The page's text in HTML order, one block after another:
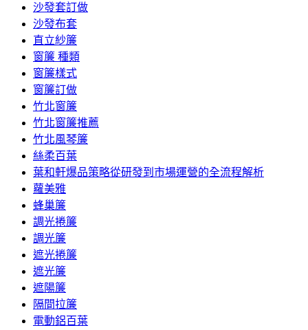
沙發套訂做
沙發布套
直立紗簾
窗簾 種類
窗簾樣式
窗簾訂做
竹北窗簾
竹北窗簾推薦
竹北風琴簾
絲柔百葉
葉和軒爆品策略從研發到市場運營的全流程解析
蘿美雅
蜂巢簾
調光捲簾
調光簾
遮光捲簾
遮光簾
遮陽簾
隔間拉簾
電動鋁百葉